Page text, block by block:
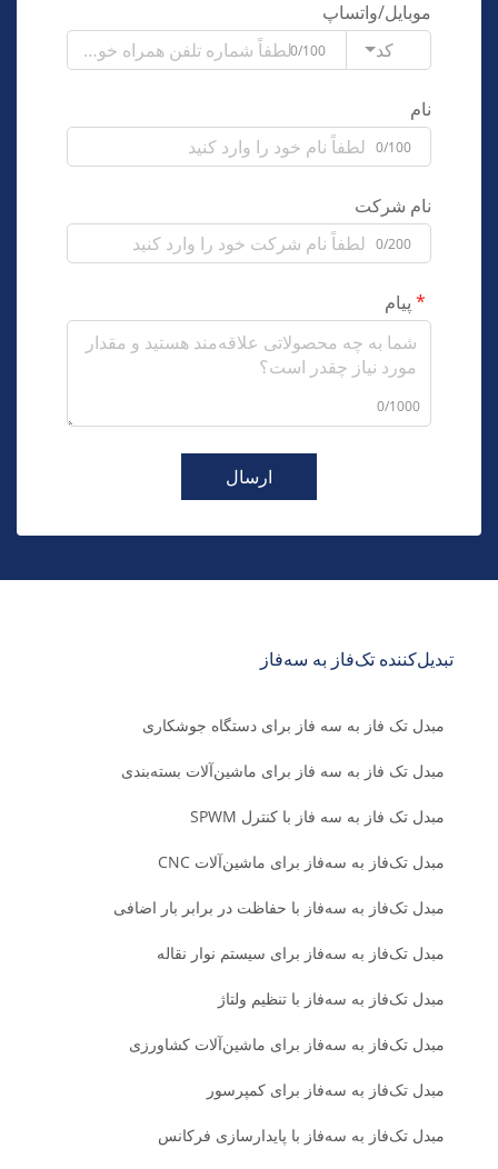
موبایل/واتساپ
کد
0/100
نام
0/100
نام شرکت
0/200
پیام
0/1000
ارسال
تبدیل‌کننده تک‌فاز به سه‌فاز
مبدل تک فاز به سه فاز برای دستگاه جوشکاری
مبدل تک فاز به سه فاز برای ماشین‌آلات بسته‌بندی
مبدل تک فاز به سه فاز با کنترل SPWM
مبدل تک‌فاز به سه‌فاز برای ماشین‌آلات CNC
مبدل تک‌فاز به سه‌فاز با حفاظت در برابر بار اضافی
مبدل تک‌فاز به سه‌فاز برای سیستم نوار نقاله
مبدل تک‌فاز به سه‌فاز با تنظیم ولتاژ
مبدل تک‌فاز به سه‌فاز برای ماشین‌آلات کشاورزی
مبدل تک‌فاز به سه‌فاز برای کمپرسور
مبدل تک‌فاز به سه‌فاز با پایدارسازی فرکانس